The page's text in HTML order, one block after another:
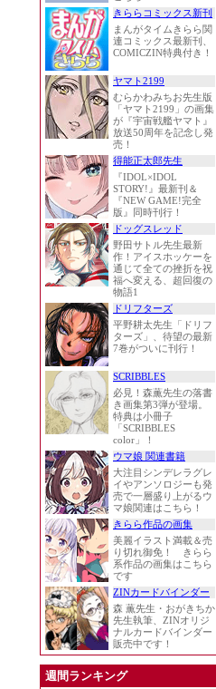
きららコミックス新刊
まんがタイムきらら関
連コミックス最新刊、
COMICZIN特典付き！
ヤマト2199
むらかわみちお先生版
「ヤマト2199」の画集
が『宇宙戦艦ヤマト』
放送50周年を記念し発
売！
得能正太郎先生
『IDOL×IDOL
STORY!』最新刊＆
『NEW GAME!完全
版』同時刊行！
ドッグスレッド
野田サトル先生最新
作！アイスホッケーを
通じて全ての挫折を祝
福へ変える、超回復の
物語1
ドリフターズ
平野耕太先生「ドリフ
ターズ」、待望の最新
7巻がついに刊行！
SCRIBBLES
必見！森薫先生の落書
き画集第3弾が登場。
特典は小冊子
「SCRIBBLES
color」！
ウマ娘 関連書籍
大注目シンデレラグレ
イやアンソロジーも発
売で一層盛り上がるウ
マ娘関連はこちら！
きらら作品の画集
美麗イラスト満載＆売
り切れ御免！ きらら
系作品の画集はこちら
です
ZINカードバインダー
森 薫先生・おがきちか
先生執筆、ZINオリジ
ナルカードバインダー
販売中です！
週間ランキング